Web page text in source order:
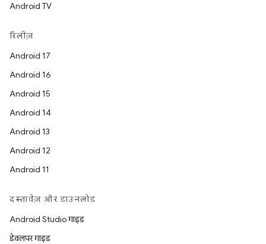
Android TV
रिलीज़
Android 17
Android 16
Android 15
Android 14
Android 13
Android 12
Android 11
दस्तावेज़ और डाउनलोड
Android Studio गाइड
डेवलपर गाइड